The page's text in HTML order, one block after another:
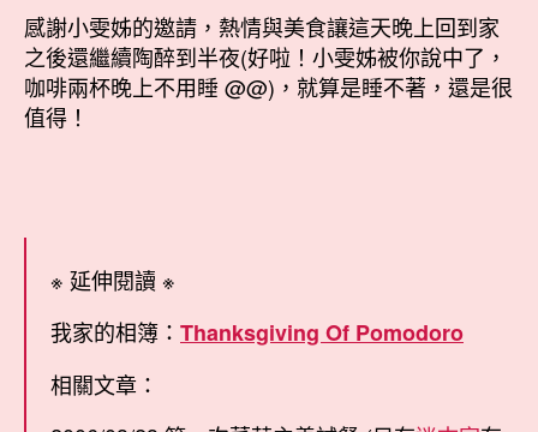
感謝小雯姊的邀請，熱情與美食讓這天晚上回到家
之後還繼續陶醉到半夜(好啦！小雯姊被你說中了，
咖啡兩杯晚上不用睡 @@)，就算是睡不著，還是很
值得！
※ 延伸閱讀 ※
我家的相簿： Thanksgiving Of Pomodoro
相關文章：